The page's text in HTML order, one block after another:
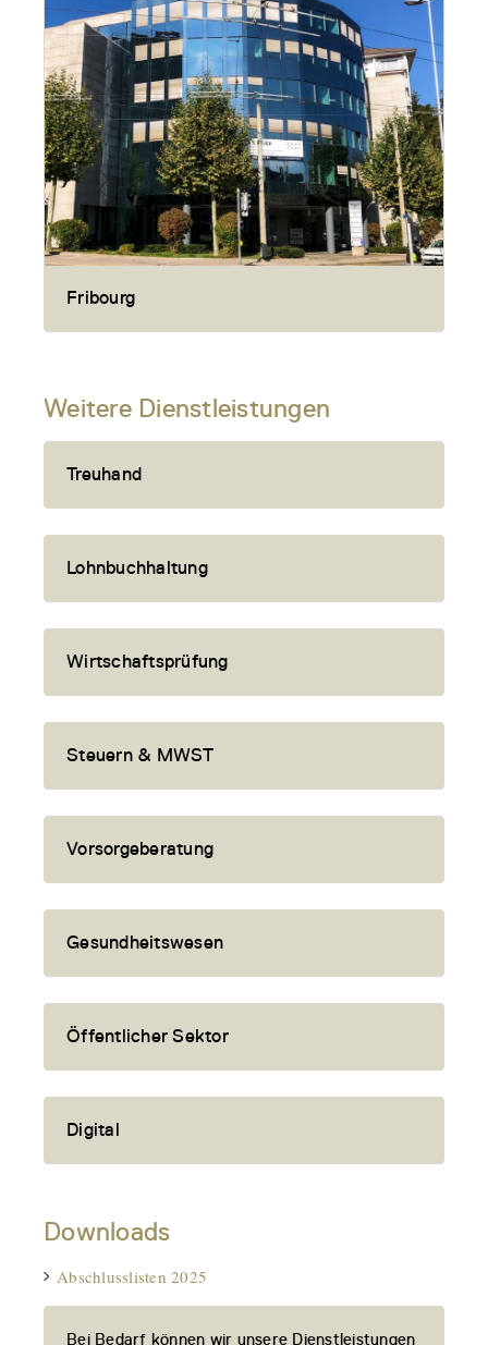
Fribourg
Weitere Dienstleistungen
Treuhand
Lohnbuchhaltung
Wirtschaftsprüfung
Steuern & MWST
Vorsorgeberatung
Gesundheitswesen
Öffentlicher Sektor
Digital
Downloads
Abschlusslisten 2025
Bei Bedarf können wir unsere Dienstleistungen